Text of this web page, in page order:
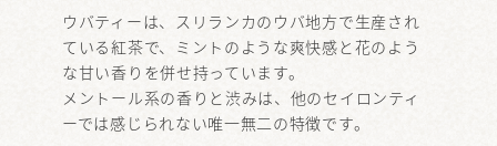
ウバティーは、スリランカのウバ地方で生産され
ている紅茶で、ミントのような爽快感と花のよう
な甘い香りを併せ持っています。
メントール系の香りと渋みは、他のセイロンティ
ーでは感じられない唯一無二の特徴です。